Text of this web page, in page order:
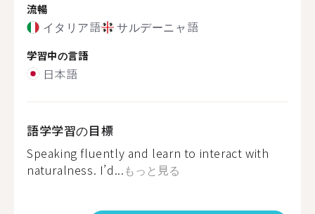
流暢
イタリア語 サルデーニャ語
学習中の言語
日本語
語学学習の目標
Speaking fluently and learn to interact with
naturalness. I’d...もっと見る